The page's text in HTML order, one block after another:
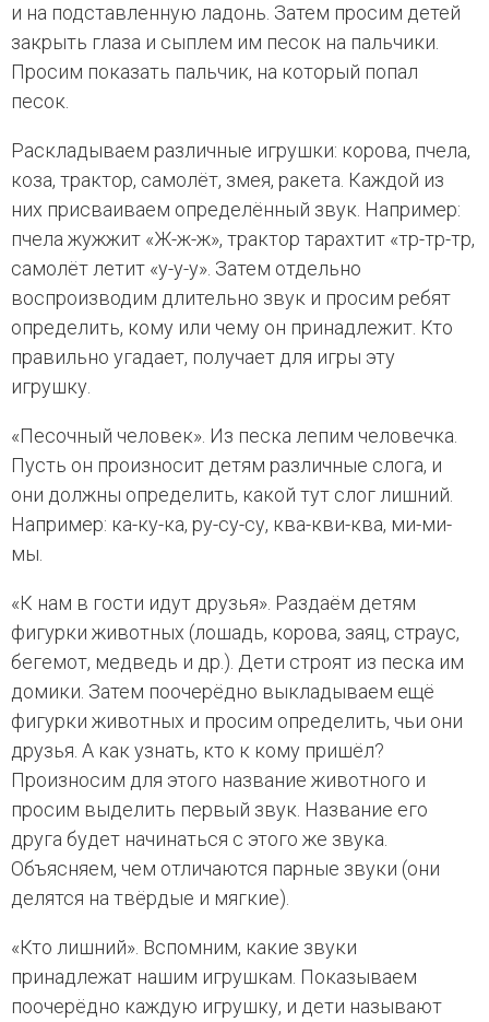
и на подставленную ладонь. Затем просим детей
закрыть глаза и сыплем им песок на пальчики.
Просим показать пальчик, на который попал
песок.
Раскладываем различные игрушки: корова, пчела,
коза, трактор, самолёт, змея, ракета. Каждой из
них присваиваем определённый звук. Например:
пчела жужжит «Ж-ж-ж», трактор тарахтит «тр-тр-тр,
самолёт летит «у-у-у». Затем отдельно
воспроизводим длительно звук и просим ребят
определить, кому или чему он принадлежит. Кто
правильно угадает, получает для игры эту
игрушку.
«Песочный человек». Из песка лепим человечка.
Пусть он произносит детям различные слога, и
они должны определить, какой тут слог лишний.
Например: ка-ку-ка, ру-су-су, ква-кви-ква, ми-ми-
мы.
«К нам в гости идут друзья». Раздаём детям
фигурки животных (лошадь, корова, заяц, страус,
бегемот, медведь и др.). Дети строят из песка им
домики. Затем поочерёдно выкладываем ещё
фигурки животных и просим определить, чьи они
друзья. А как узнать, кто к кому пришёл?
Произносим для этого название животного и
просим выделить первый звук. Название его
друга будет начинаться с этого же звука.
Объясняем, чем отличаются парные звуки (они
делятся на твёрдые и мягкие).
«Кто лишний». Вспомним, какие звуки
принадлежат нашим игрушкам. Показываем
поочерёдно каждую игрушку, и дети называют